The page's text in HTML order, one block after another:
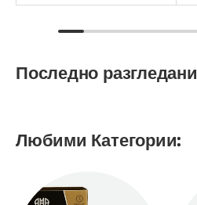
Последно разгледани
Любими Категории: